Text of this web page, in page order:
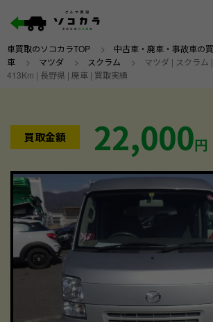
車買取のソコカラTOP > 中古車・廃車・事故車の
車 > マツダ > スクラム > マツダ | スクラム
413Km | 長野県 | 廃車 | 買取実績
買取金額 22,000円